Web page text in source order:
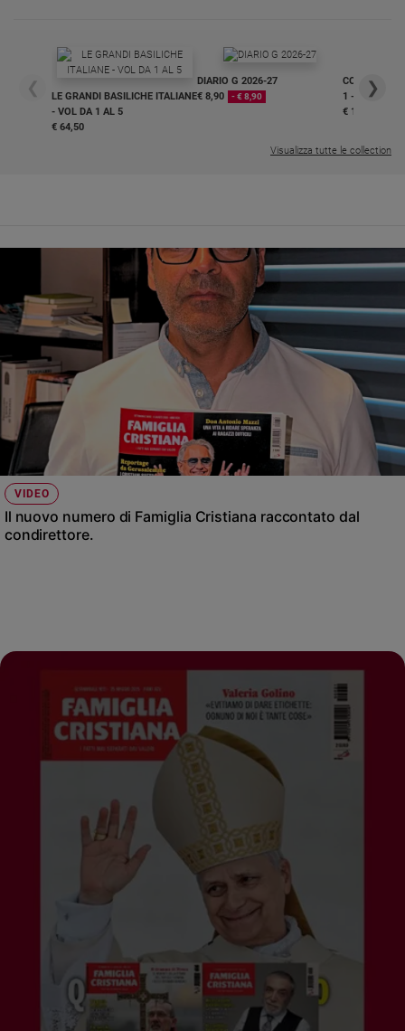
❮
LE GRANDI BASILICHE ITALIANE
- VOL DA 1 AL 5
€ 64,50
DIARIO G 2026-27
€ 8,90
- € 8,90
COLLANA
1 - 2
€ 18,50
❯
Visualizza tutte le collection
VIDEO
Il nuovo numero di Famiglia Cristiana raccontato dal
condirettore.